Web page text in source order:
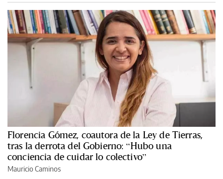
Florencia Gómez, coautora de la Ley de Tierras,
tras la derrota del Gobierno: “Hubo una
conciencia de cuidar lo colectivo”
Mauricio Caminos